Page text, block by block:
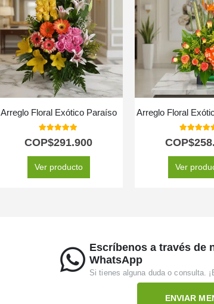
Arreglo Floral Exótico Paraíso
COP$291.900
Ver producto
Arreglo Floral
COP$
Ver
Escríbenos a través de
WhatsApp
Si tienes alguna duda o consulta.
ENVIAR